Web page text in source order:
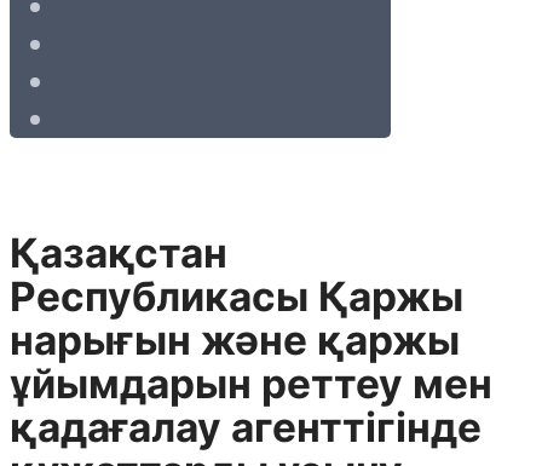
Қазақстан
Республикасы Қаржы
нарығын және қаржы
ұйымдарын реттеу мен
қадағалау агенттігінде